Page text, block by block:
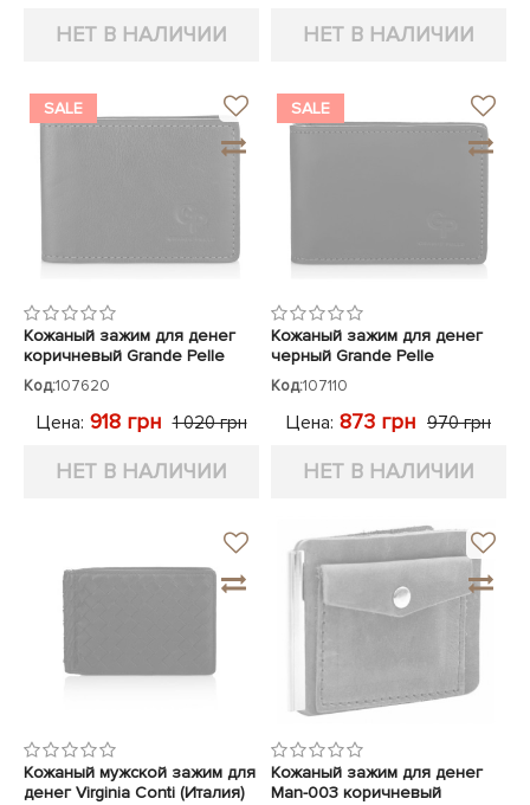
НЕТ В НАЛИЧИИ НЕТ В НАЛИЧИИ
SALE
Кожаный зажим для денег
коричневый Grande Pelle
Код:107620
Цена: 918 грн 1 020 грн
НЕТ В НАЛИЧИИ
SALE
Кожаный зажим для денег
черный Grande Pelle
Код:107110
Цена: 873 грн 970 грн
НЕТ В НАЛИЧИИ
Кожаный мужской зажим для
денег Virginia Conti (Италия)
Кожаный зажим для денег
Man-003 коричневый